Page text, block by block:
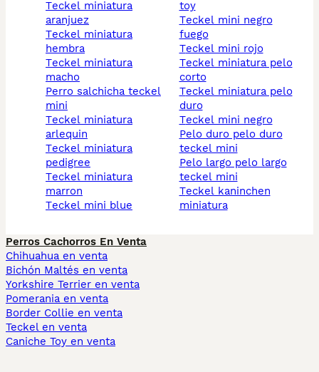
teckel miniatura
aranjuez
teckel miniatura
hembra
teckel miniatura
macho
perro salchicha teckel
mini
teckel miniatura
arlequin
teckel miniatura
pedigree
teckel miniatura
marron
teckel mini blue
toy
teckel mini negro
fuego
teckel mini rojo
teckel miniatura pelo
corto
teckel miniatura pelo
duro
teckel mini negro
pelo duro pelo duro
teckel mini
pelo largo pelo largo
teckel mini
teckel kaninchen
miniatura
Perros Cachorros En Venta
Chihuahua en venta
Bichón Maltés en venta
Yorkshire Terrier en venta
Pomerania en venta
Border Collie en venta
Teckel en venta
Caniche Toy en venta